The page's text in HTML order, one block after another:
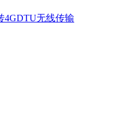
4GDTU无线传输